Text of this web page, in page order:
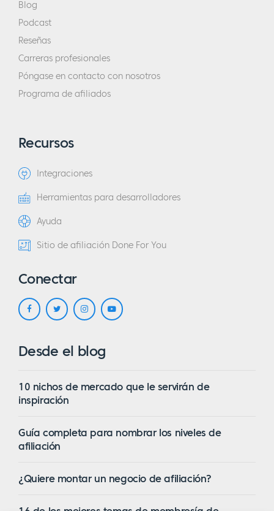
Blog
Podcast
Reseñas
Carreras profesionales
Póngase en contacto con nosotros
Programa de afiliados
Recursos
Integraciones
Herramientas para desarrolladores
Ayuda
Sitio de afiliación Done For You
Conectar
Desde el blog
10 nichos de mercado que le servirán de
inspiración
Guía completa para nombrar los niveles de
afiliación
¿Quiere montar un negocio de afiliación?